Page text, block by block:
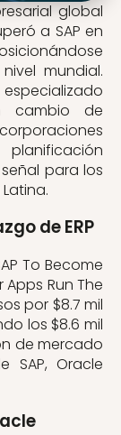
global
a SAP en
mundial.
cambio de
para los
de ERP
To Become
Apps Run The
por $8.7 mil
los $8.6 mil
de mercado
SAP, Oracle